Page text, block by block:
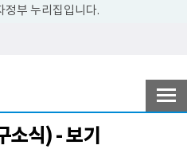
정부 누리집입니다.
통
소식) - 보기